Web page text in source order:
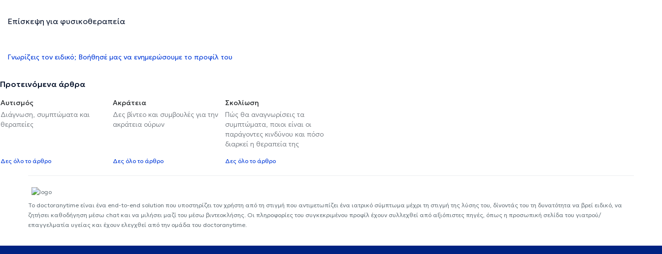
Επίσκεψη για φυσικοθεραπεία
Γνωρίζεις τον ειδικό; Βοήθησέ μας να ενημερώσουμε το προφίλ του
Προτεινόμενα άρθρα
Αυτισμός
Διάγνωση, συμπτώματα και
θεραπείες
Δες όλο το άρθρο
Ακράτεια
Δες βίντεο και συμβουλές για την
ακράτεια ούρων
Δες όλο το άρθρο
Σκολίωση
Πώς θα αναγνωρίσεις τα
συμπτώματα, ποιοι είναι οι
παράγοντες κινδύνου και πόσο
διαρκεί η θεραπεία της
Δες όλο το άρθρο
Το doctoranytime είναι ένα end-to-end solution που υποστηρίζει τον χρήστη από τη στιγμή που αντιμετωπίζει ένα ιατρικό σύμπτωμα μέχρι τη στιγμή της λύσης του, δίνοντάς του τη δυνατότητα να βρεί ειδικό, να
ζητήσει καθοδήγηση μέσω chat και να μιλήσει μαζί του μέσω βιντεοκλήσης. Οι πληροφορίες του συγκεκριμένου προφίλ έχουν συλλεχθεί από αξιόπιστες πηγές, όπως η προσωπική σελίδα του γιατρού/
επαγγελματία υγείας και έχουν ελεγχθεί από την ομάδα του doctoranytime.